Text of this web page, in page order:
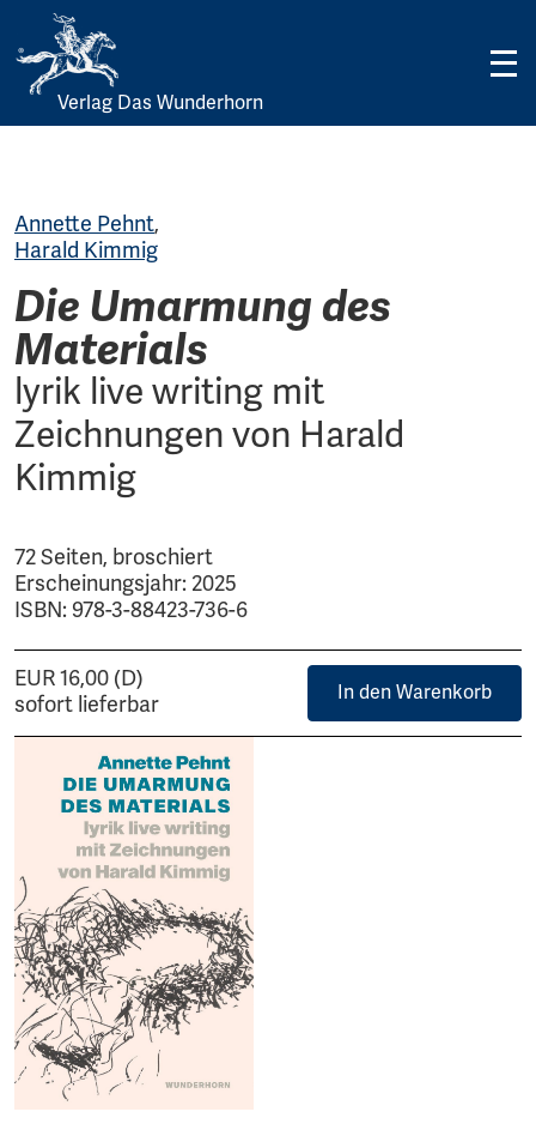
Skip
Verlag Das Wunderhorn
Annette Pehnt,
Harald Kimmig
Die Umarmung des
Materials
lyrik live writing mit
Zeichnungen von Harald
Kimmig
72 Seiten, broschiert
Erscheinungsjahr: 2025
ISBN: 978-3-88423-736-6
EUR 16,00 (D)
sofort lieferbar
In den Warenkorb